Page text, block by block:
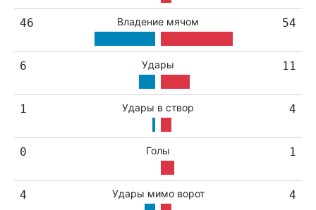
46 Владение мячом 54
6 Удары 11
1 Удары в створ 4
0 Голы 1
4 Удары мимо ворот 4